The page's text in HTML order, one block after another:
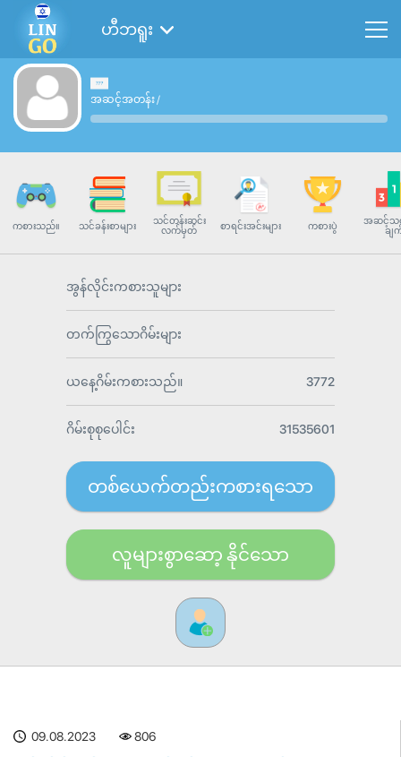
ဟီဘရူး
အဆင့်အတန်း/
ကစားသည်။ သင်ခန်းစာများ
သင်တန်းဆင်း
လက်မှတ်
စာရင်းအင်းများ ကစားပွဲ
အဆင့်သ
ချ
အွန်လိုင်းကစားသူများ
တက်ကြွသောဂိမ်းများ
ယနေ့ဂိမ်းကစားသည်။ 3772
ဂိမ်းစုစုပေါင်း 31535601
တစ်ယေက်တည်းကစားရသော
လူများစွာဆော့ နိုင်သော
09.08.2023 806